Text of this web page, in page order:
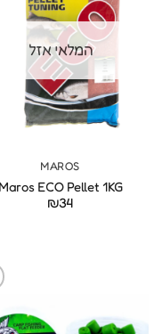
המלאי אזל
MAROS
Maros ECO Pellet 1KG
₪34